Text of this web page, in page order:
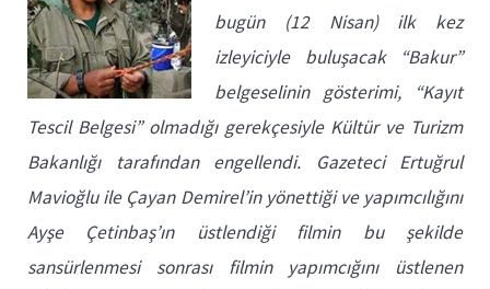
bugün (12 Nisan) ilk kez
izleyiciyle buluşacak “Bakur”
belgeselinin gösterimi, “Kayıt
Tescil Belgesi” olmadığı gerekçesiyle Kültür ve Turizm
Bakanlığı tarafından engellendi. Gazeteci Ertuğrul
Mavioğlu ile Çayan Demirel’in yönettiği ve yapımcılığını
Ayşe Çetinbaş’ın üstlendiği filmin bu şekilde
sansürlenmesi sonrası filmin yapımcığını üstlenen